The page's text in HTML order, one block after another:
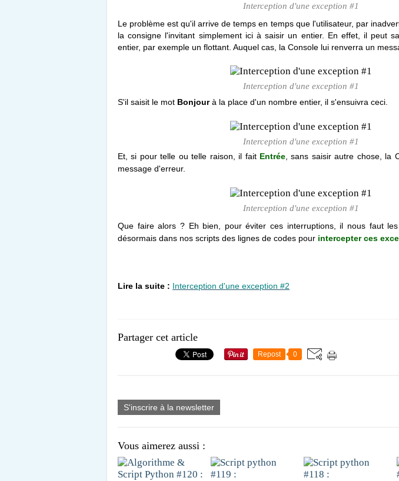
Interception d'une exception #1
Le problème est qu'il arrive de temps en temps que l'utilisateur, par
la consigne l'invitant simplement ici à saisir un entier. En effet, il peut
entier, par exemple un flottant. Auquel cas, la Console lui renverra un
Interception d'une exception #1
S'il saisit le mot Bonjourà la place d'un nombre entier, il s'ensuivra ceci.
Interception d'une exception #1
Et, si pour telle ou telle raison, il fait Entrée, sans saisir autre chose, la
message d'erreur.
Interception d'une exception #1
Que faire alors ? Eh bien, pour éviter ces interruptions, il nous faut
désormais dans nos scripts des lignes de codes pour intercepter ces
Lire la suite : Interception d'une exception #2
Partager cet article
Repost 0
S'inscrire à la newsletter
Vous aimerez aussi :